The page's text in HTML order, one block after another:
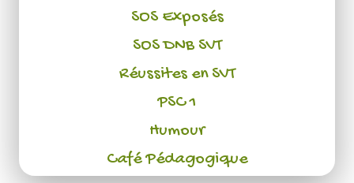
SOS Exposés
SOS DNB SVT
Réussites en SVT
PSC 1
Humour
Café Pédagogique